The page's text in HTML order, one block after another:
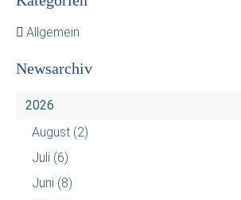
Allgemein
Newsarchiv
2026
August (2)
Juli (6)
Juni (8)